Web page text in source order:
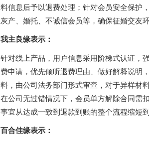
料信息后予以退费处理；针对会员安全保护
灰产、婚托、不诚信会员等，确保征婚交友环
我主良缘表示：
针对线上产品，用户信息采用阶梯式认证，
费申请，优先倾听退费理由、做好解释说明
料，由公司法务部门形式审查，对于异样材
在公司无过错情况下，会员单方解除合同需
事宜从达成一致到退款到账的整个流程缩短到
百合佳缘表示：